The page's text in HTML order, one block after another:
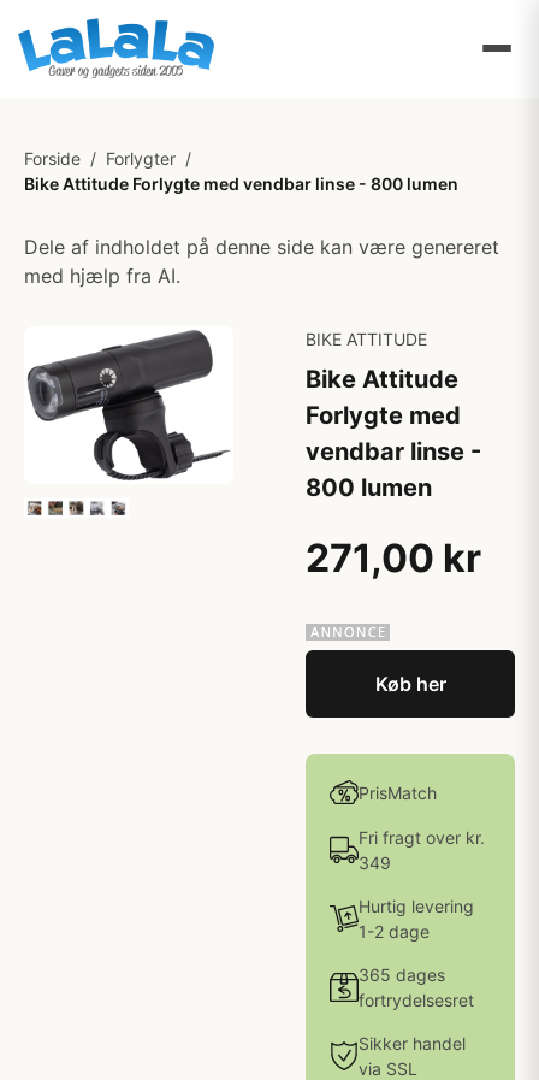
Forside / Forlygter /
Bike Attitude Forlygte med vendbar linse - 800 lumen
Dele af indholdet på denne side kan være genereret
med hjælp fra AI.
BIKE ATTITUDE
Bike Attitude
Forlygte med
vendbar linse -
800 lumen
271,00 kr
Køb her
PrisMatch
Fri fragt over kr.
349
Hurtig levering
1-2 dage
365 dages
fortrydelsesret
Sikker handel
via SSL